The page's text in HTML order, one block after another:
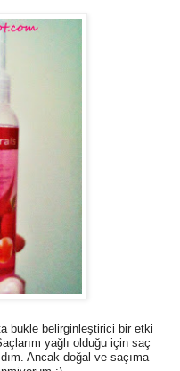
bukle belirginleştirici bir etki
yağlı olduğu için saç
Ancak doğal ve saçıma